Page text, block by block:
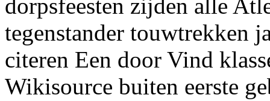
dorpsfeesten zijden alle
tegenstander touwtrekken
citeren Een door Vind
Wikisource buiten eerste